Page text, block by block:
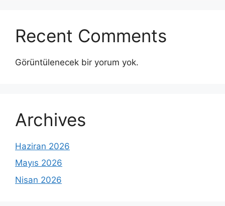
Recent Comments
Görüntülenecek bir yorum yok.
Archives
Haziran 2026
Mayıs 2026
Nisan 2026